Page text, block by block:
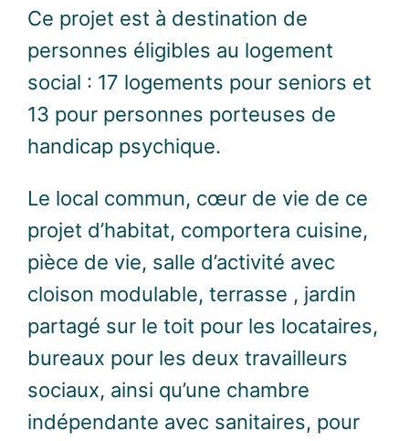
Ce projet est à destination de
personnes éligibles au logement
social : 17 logements pour seniors et
13 pour personnes porteuses de
handicap psychique.
Le local commun, cœur de vie de ce
projet d’habitat, comportera cuisine,
pièce de vie, salle d’activité avec
cloison modulable, terrasse , jardin
partagé sur le toit pour les locataires,
bureaux pour les deux travailleurs
sociaux, ainsi qu’une chambre
indépendante avec sanitaires, pour